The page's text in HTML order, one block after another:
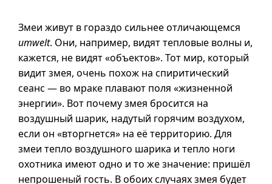
Змеи живут в гораздо сильнее отличающемся
umwelt. Они, например, видят тепловые волны и,
кажется, не видят «объектов». Тот мир, который
видит змея, очень похож на спиритический
сеанс — во мраке плавают поля «жизненной
энергии». Вот почему змея бросится на
воздушный шарик, надутый горячим воздухом,
если он «вторгнется» на её территорию. Для
змеи тепло воздушного шарика и тепло ноги
охотника имеют одно и то же значение: пришёл
непрошеный гость. В обоих случаях змея будет